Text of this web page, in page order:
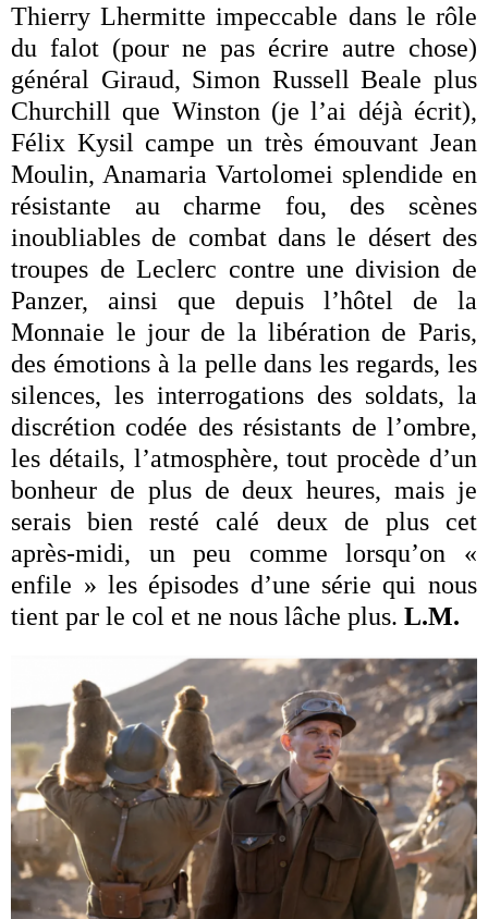
Thierry Lhermitte impeccable dans le rôle
du falot (pour ne pas écrire autre chose)
général Giraud, Simon Russell Beale plus
Churchill que Winston (je l’ai déjà écrit),
Félix Kysil campe un très émouvant Jean
Moulin, Anamaria Vartolomei splendide en
résistante au charme fou, des scènes
inoubliables de combat dans le désert des
troupes de Leclerc contre une division de
Panzer, ainsi que depuis l’hôtel de la
Monnaie le jour de la libération de Paris,
des émotions à la pelle dans les regards, les
silences, les interrogations des soldats, la
discrétion codée des résistants de l’ombre,
les détails, l’atmosphère, tout procède d’un
bonheur de plus de deux heures, mais je
serais bien resté calé deux de plus cet
après-midi, un peu comme lorsqu’on «
enfile » les épisodes d’une série qui nous
tient par le col et ne nous lâche plus.L.M.